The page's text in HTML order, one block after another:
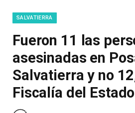
SALVATIERRA
Fueron 11 las
asesinadas en
Salvatierra y no
Fiscalía del